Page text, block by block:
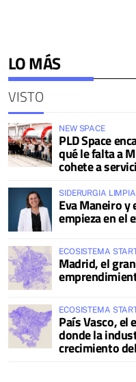
LO MÁS
VISTO
NEW SPACE
PLD Space
qué le falta a
cohete a
SIDERURGIA LIMPIA
Eva Maneiro y
empieza en el
ECOSISTEMA
Madrid, el
ECOSISTEMA
País Vasco,
donde la
crecimiento